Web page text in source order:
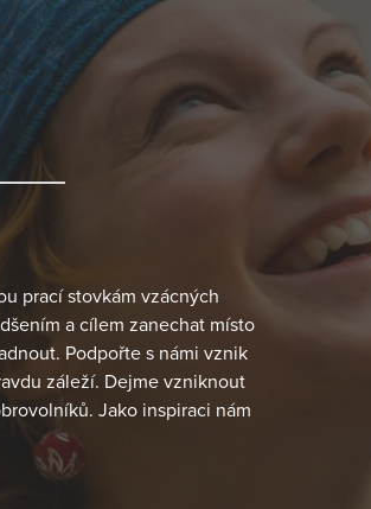
prací stovkám vzácných
a cílem zanechat místo
Podpořte s námi vznik
záleží. Dejme vzniknout
Jako inspiraci nám